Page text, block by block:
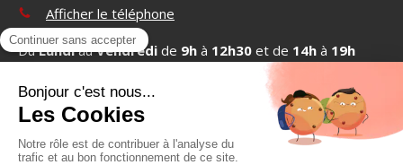
Afficher le téléphone
DuLundiauVendredi de 9h à 12h30 et de 14h à 19h
Contacter SCP DESBOS BAROU
©2019 SCP DESBOS BAROU - Cabinet d'avocats à Lyon